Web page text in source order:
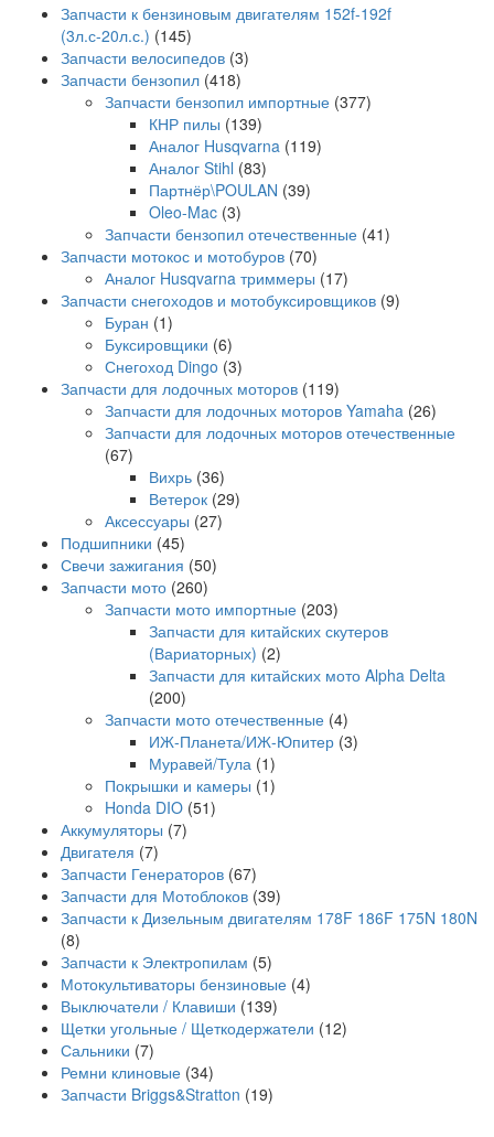
Запчасти к бензиновым двигателям 152f-192f
(3л.с-20л.с.) (145)
Запчасти велосипедов (3)
Запчасти бензопил (418)
Запчасти бензопил импортные (377)
КНР пилы (139)
Аналог Husqvarna (119)
Аналог Stihl (83)
Партнёр\POULAN (39)
Oleo-Mac (3)
Запчасти бензопил отечественные (41)
Запчасти мотокос и мотобуров (70)
Аналог Husqvarna триммеры (17)
Запчасти снегоходов и мотобуксировщиков (9)
Буран (1)
Буксировщики (6)
Снегоход Dingo (3)
Запчасти для лодочных моторов (119)
Запчасти для лодочных моторов Yamaha (26)
Запчасти для лодочных моторов отечественные
(67)
Вихрь (36)
Ветерок (29)
Аксессуары (27)
Подшипники (45)
Свечи зажигания (50)
Запчасти мото (260)
Запчасти мото импортные (203)
Запчасти для китайских скутеров
(Вариаторных) (2)
Запчасти для китайских мото Alpha Delta
(200)
Запчасти мото отечественные (4)
ИЖ-Планета/ИЖ-Юпитер (3)
Муравей/Тула (1)
Покрышки и камеры (1)
Honda DIO (51)
Аккумуляторы (7)
Двигателя (7)
Запчасти Генераторов (67)
Запчасти для Мотоблоков (39)
Запчасти к Дизельным двигателям 178F 186F 175N 180N
(8)
Запчасти к Электропилам (5)
Мотокультиваторы бензиновые (4)
Выключатели / Клавиши (139)
Щетки угольные / Щеткодержатели (12)
Сальники (7)
Ремни клиновые (34)
Запчасти Briggs&Stratton (19)